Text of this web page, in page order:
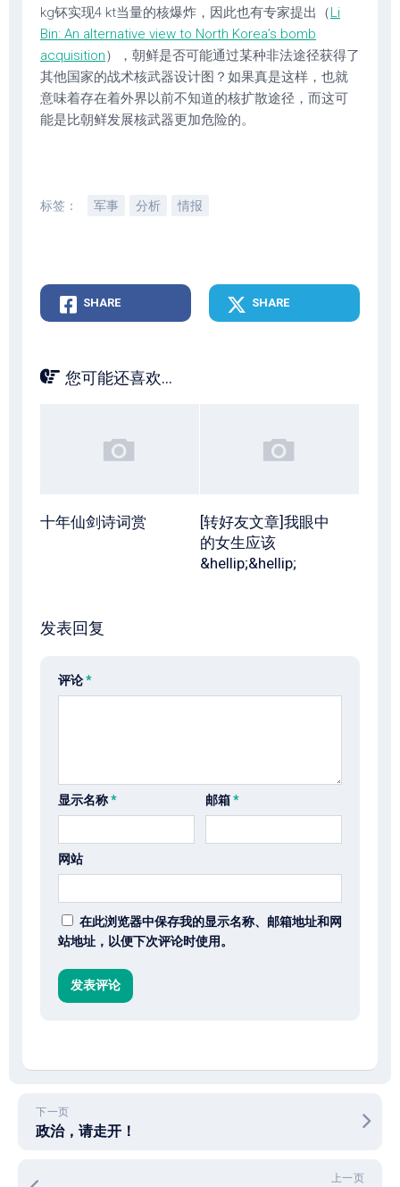
kg钚实现4 kt当量的核爆炸，因此也有专家提出（Li
Bin: An alternative view to North Korea’s bomb
acquisition），朝鲜是否可能通过某种非法途径获得了
其他国家的战术核武器设计图？如果真是这样，也就
意味着存在着外界以前不知道的核扩散途径，而这可
能是比朝鲜发展核武器更加危险的。
标签： 军事 分析 情报
SHARE SHARE
您可能还喜欢...
十年仙剑诗词赏
[转好友文章]我眼中
的女生应该
&hellip;&hellip;
发表回复
评论*
显示名称* 邮箱*
网站
在此浏览器中保存我的显示名称、邮箱地址和网
站地址，以便下次评论时使用。
下一页
政治，请走开！
上一页